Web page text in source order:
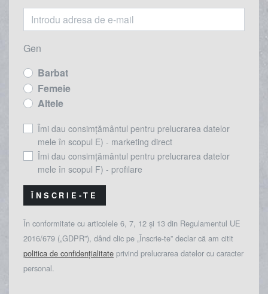
Gen
Barbat
Femeie
Altele
Îmi dau consimțământul pentru prelucrarea datelor
mele în scopul E) - marketing direct
Îmi dau consimțământul pentru prelucrarea datelor
mele în scopul F) - profilare
ÎNSCRIE-TE
În conformitate cu articolele 6, 7, 12 și 13 din Regulamentul UE
2016/679 („GDPR”), dând clic pe „Înscrie-te” declar că am citit
politica de confidențialitate privind prelucrarea datelor cu caracter
personal.